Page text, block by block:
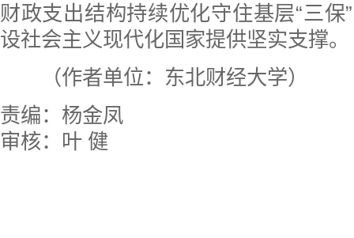
财政支出结构持续优化守住基层“三保
设社会主义现代化国家提供坚实支撑。
（作者单位：东北财经大学）
责编：杨金凤
审核：叶 健